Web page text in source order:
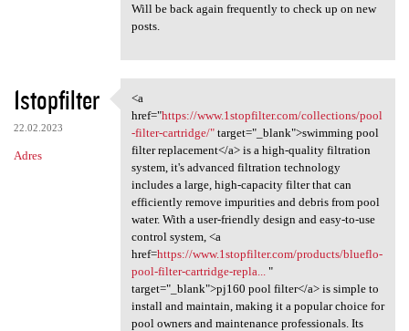
Will be back again frequently to check up on new
posts.
1stopfilter
22.02.2023
Adres
<a href="https://www
<a
href="https://www.1stopfilter.com/collections/pool
-filter-cartridge/"target="_blank">swimming pool
filter replacement</a> is a high-quality filtration
system, it's advanced filtration technology
includes a large, high-capacity filter that can
efficiently remove impurities and debris from pool
water. With a user-friendly design and easy-to-use
control system, <a
href=https://www.1stopfilter.com/products/blueflo-
pool-filter-cartridge-repla...
"
target="_blank">pj160 pool filter</a> is simple to
install and maintain, making it a popular choice for
pool owners and maintenance professionals. Its